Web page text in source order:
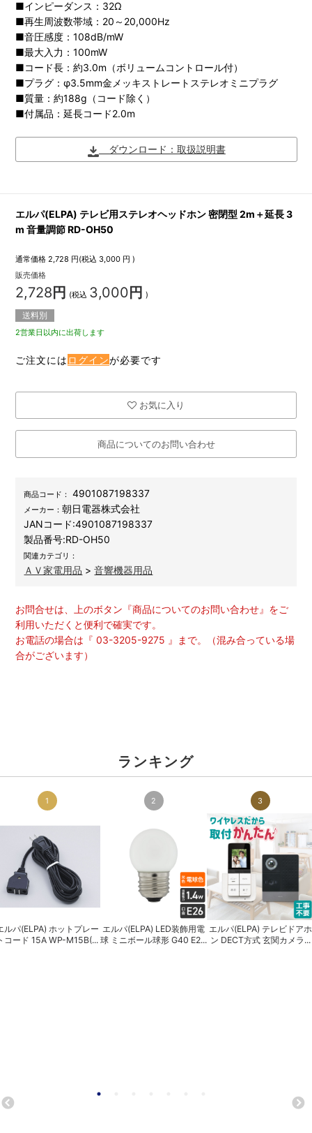
■インピーダンス：32Ω
■再生周波数帯域：20～20,000Hz
■音圧感度：108dB/mW
■最大入力：100mW
■コード長：約3.0m（ボリュームコントロール付）
■プラグ：φ3.5mm金メッキストレートステレオミニプラグ
■質量：約188g（コード除く）
■付属品：延長コード2.0m
ダウンロード：取扱説明書
エルパ(ELPA) テレビ用ステレオヘッドホン 密閉型 2m＋延長 3
m 音量調節 RD-OH50
通常価格 2,728 円(税込 3,000 円 )
販売価格
2,728 円 (税込 3,000 円 )
送料別
2営業日以内に出荷します
ご注文には ログインが必要です
お気に入り
商品についてのお問い合わせ
商品コード： 4901087198337
メーカー：朝日電器株式会社
JANコード:4901087198337
製品番号:RD-OH50
関連カテゴリ：
ＡＶ家電用品 >音響機器用品
お問合せは、上のボタン『商品についてのお問い合わせ』をご
利用いただくと便利で確実です。
お電話の場合は『 03-3205-9275 』まで。（混み合っている場
合がございます）
ランキング
1
ルパ(ELPA) ホットプレー
コード 15A WP-M15B(...
2
エルパ(ELPA) LED装飾用電
球 ミニボール球形 G40 E2...
3
エルパ(ELPA) テレビドアホ
ン DECT方式 玄関カメラ...